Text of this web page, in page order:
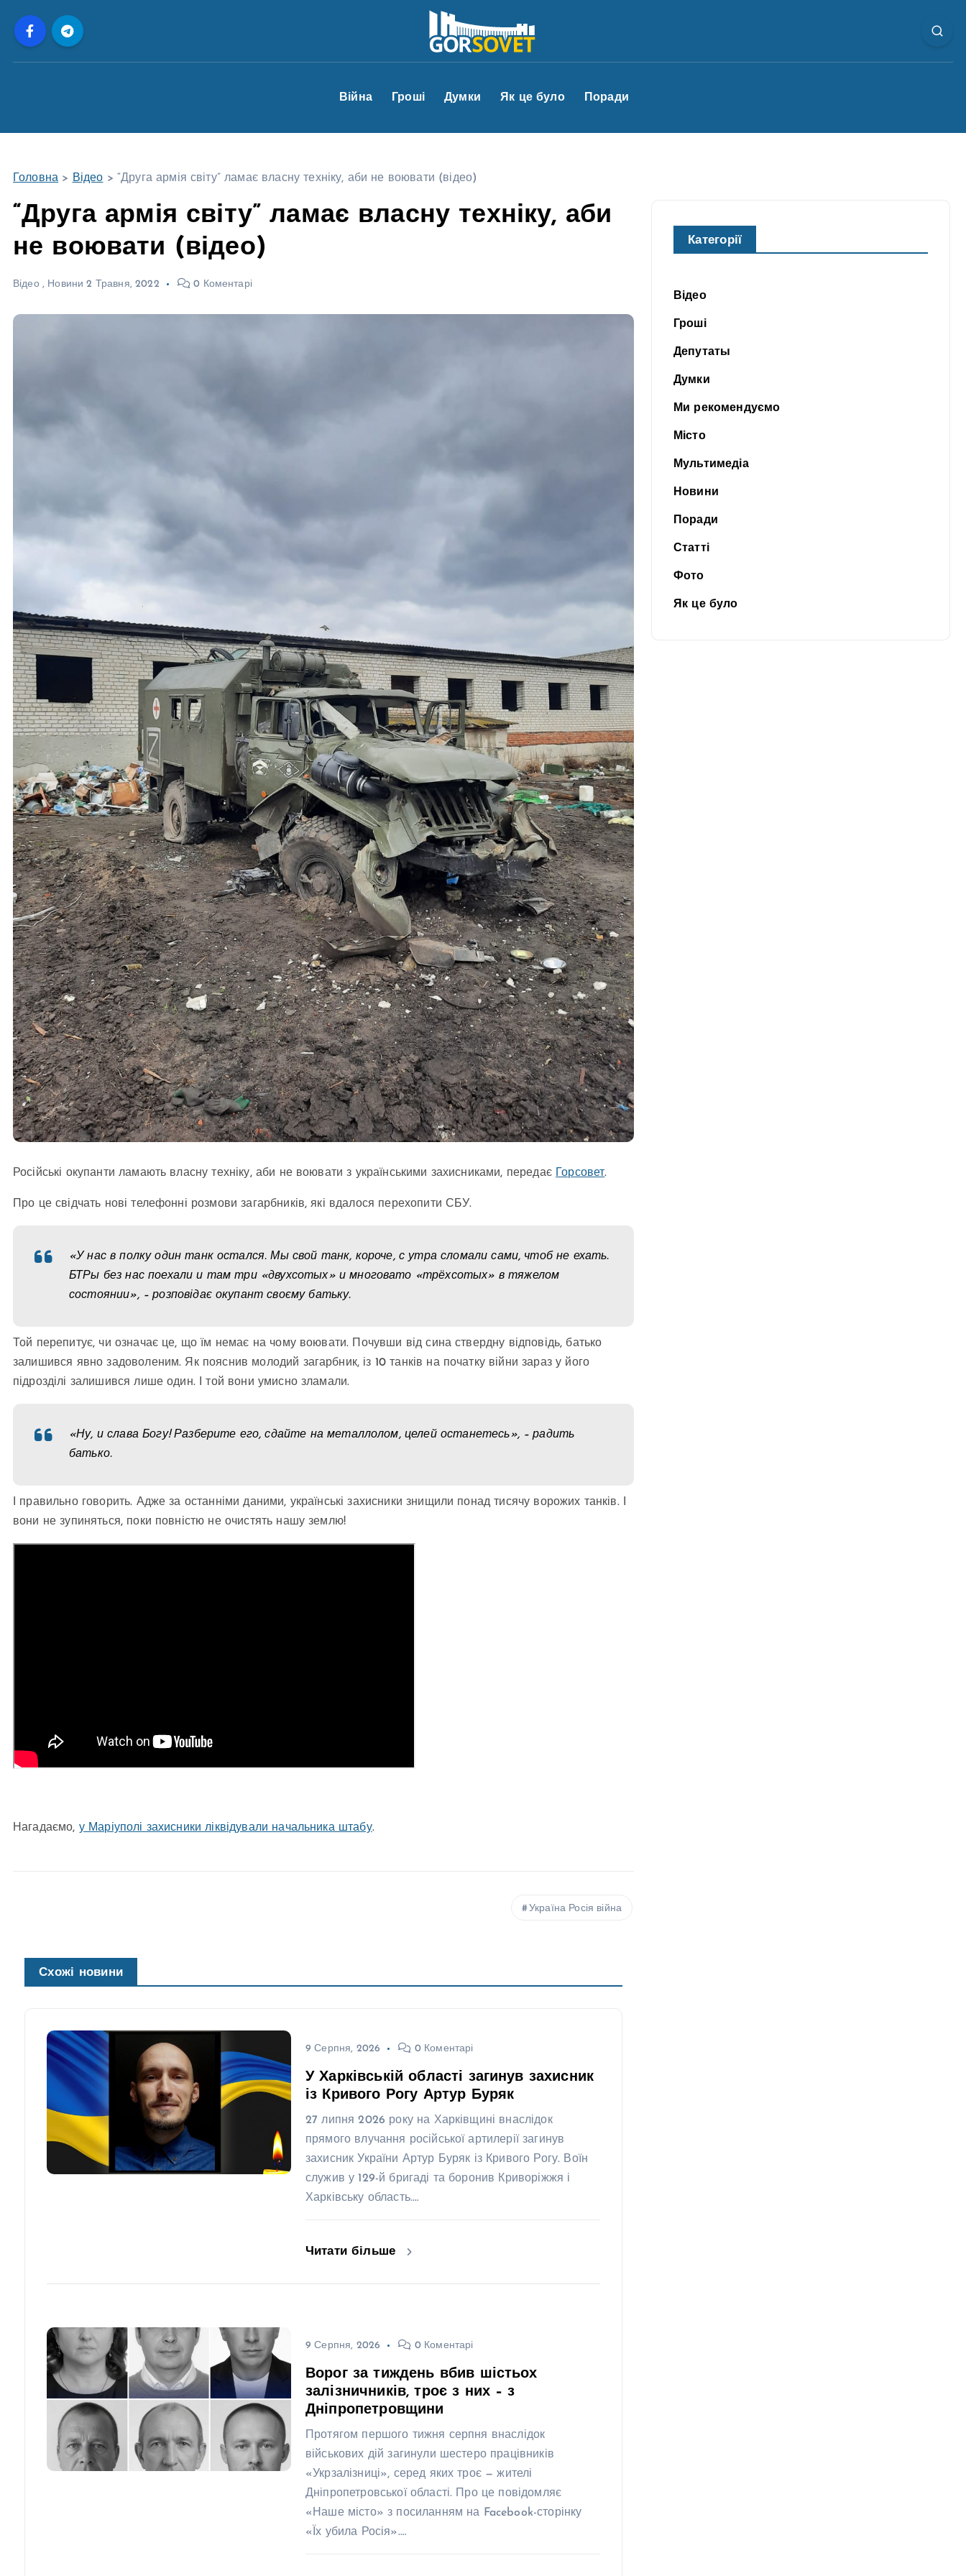
Війна Гроші Думки Як це було Поради
Головна > Відео > “Друга армія світу” ламає власну техніку, аби не воювати (відео)
“Друга армія світу” ламає власну техніку, аби
не воювати (відео)
Відео, Новини 2 Травня, 2022 0 Коментарі
Російські окупанти ламають власну техніку, аби не воювати з українськими захисниками, передає Горсовет.
Про це свідчать нові телефонні розмови загарбників, які вдалося перехопити СБУ.
«У нас в полку один танк остался. Мы свой танк, короче, с утра сломали сами, чтоб не ехать.
БТРы без нас поехали и там три «двухсотых» и многовато «трёхсотых» в тяжелом
состоянии», – розповідає окупант своєму батьку.
Той перепитує, чи означає це, що їм немає на чому воювати. Почувши від сина ствердну відповідь, батько
залишився явно задоволеним. Як пояснив молодий загарбник, із 10 танків на початку війни зараз у його
підрозділі залишився лише один. І той вони умисно зламали.
«Ну, и слава Богу! Разберите его, сдайте на металлолом, целей останетесь», – радить
батько.
І правильно говорить. Адже за останніми даними, українські захисники знищили понад тисячу ворожих танків. І
вони не зупиняться, поки повністю не очистять нашу землю!
Нагадаємо, у Маріуполі захисники ліквідували начальника штабу.
Україна Росія війна
Схожі новини
9 Серпня, 2026 0 Коментарі
У Харківській області загинув захисник
із Кривого Рогу Артур Буряк
27 липня 2026 року на Харківщині внаслідок
прямого влучання російської артилерії загинув
захисник України Артур Буряк із Кривого Рогу. Воїн
служив у 129-й бригаді та боронив Криворіжжя і
Харківську область.…
Читати більше
9 Серпня, 2026 0 Коментарі
Ворог за тиждень вбив шістьох
залізничників, троє з них – з
Дніпропетровщини
Протягом першого тижня серпня внаслідок
військових дій загинули шестеро працівників
«Укрзалізниці», серед яких троє — жителі
Дніпропетровської області. Про це повідомляє
«Наше місто» з посиланням на Facebook-сторінку
«Їх убила Росія».…
Категорії
Відео
Гроші
Депутаты
Думки
Ми рекомендуємо
Місто
Мультимедіа
Новини
Поради
Статті
Фото
Як це було